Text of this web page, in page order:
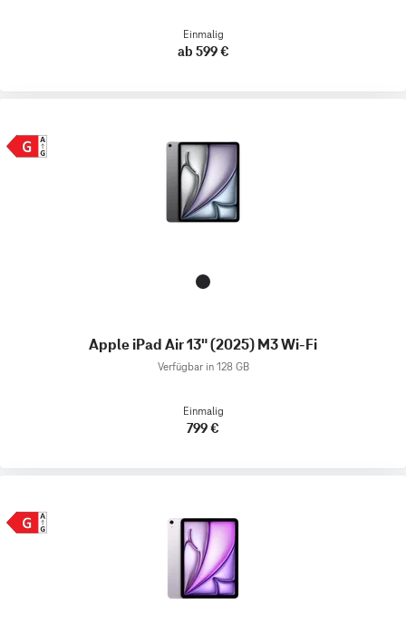
Einmalig
ab 599 €
Apple iPad Air 13" (2025) M3 Wi-Fi
Verfügbar in 128 GB
Einmalig
799 €